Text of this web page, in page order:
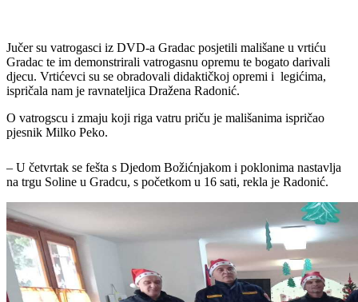
Jučer su vatrogasci iz DVD-a Gradac posjetili mališane u vrtiću
Gradac te im demonstrirali vatrogasnu opremu te bogato darivali
djecu. Vrtićevci su se obradovali didaktičkoj opremi i legićima,
ispričala nam je ravnateljica Dražena Radonić.
O vatrogscu i zmaju koji riga vatru priču je mališanima ispričao
pjesnik Milko Peko.
– U četvrtak se fešta s Djedom Božićnjakom i poklonima nastavlja
na trgu Soline u Gradcu, s početkom u 16 sati, rekla je Radonić.